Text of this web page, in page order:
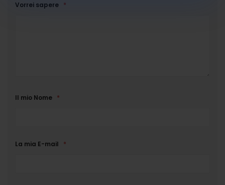
Vorrei sapere
Il mio Nome
La mia E-mail